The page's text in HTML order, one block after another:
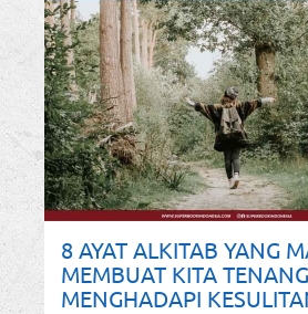
8 AYAT ALKITAB YANG
MEMBUAT KITA
MENGHADAPI